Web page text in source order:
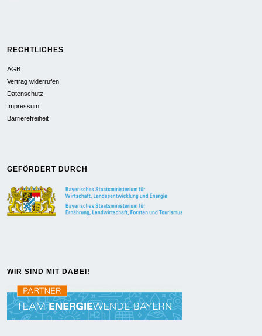
RECHTLICHES
AGB
Vertrag widerrufen
Datenschutz
Impressum
Barrierefreiheit
GEFÖRDERT DURCH
WIR SIND MIT DABEI!